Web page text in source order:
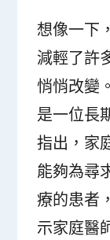
想像一下
減輕了許
悄悄改變
是一位長
指出，家
能夠為尋
療的患者
示家庭醫